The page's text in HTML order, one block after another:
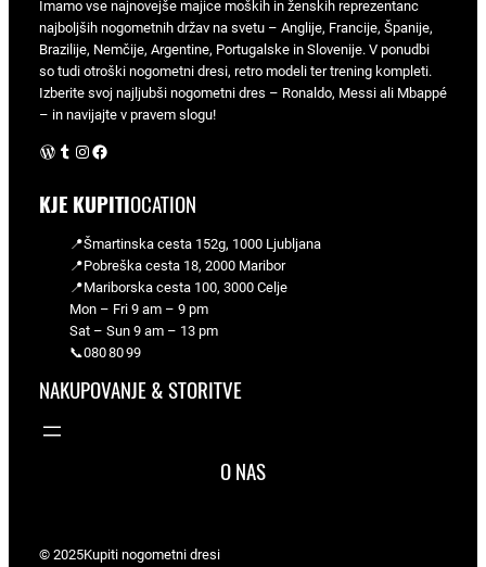
Imamo vse najnovejše majice moških in ženskih reprezentanc
najboljših nogometnih držav na svetu – Anglije, Francije, Španije,
Brazilije, Nemčije, Argentine, Portugalske in Slovenije. V ponudbi
so tudi otroški nogometni dresi, retro modeli ter trening kompleti.
Izberite svoj najljubši nogometni dres – Ronaldo, Messi ali Mbappé
– in navijajte v pravem slogu!
WordPress Instagram Facebook
KJE KUPITIOCATION
📍Šmartinska cesta 152g, 1000 Ljubljana
📍Pobreška cesta 18, 2000 Maribor
📍Mariborska cesta 100, 3000 Celje
Mon – Fri 9 am – 9 pm
Sat – Sun 9 am – 13 pm
📞080 80 99
NAKUPOVANJE & STORITVE
O NAS
© 2025Kupiti nogometni dresi